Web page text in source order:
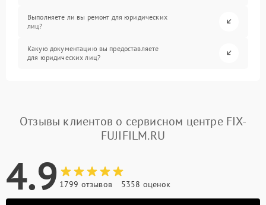
Выполняете ли вы ремонт для юридических
лиц?
Какую документацию вы предоставляете
для юридических лиц?
Отзывы клиентов о сервисном центре FIX-
FUJIFILM.RU
4.9 1799 отзывов 5358 оценок